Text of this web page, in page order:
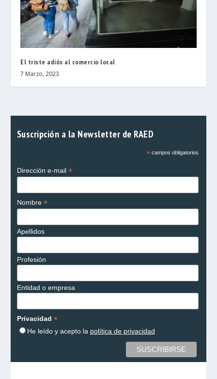
El triste adiós al comercio local
7 Marzo, 2023
Suscripción a la Newsletter de RAED
*campos obligatorios
Dirección e-mail *
Nombre *
Apellidos
Profesión
Entidad o empresa
Privacidad *
He leído y acepto la política de privacidad